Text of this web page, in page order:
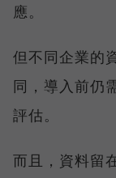
應。
但不同企業的
同，導入前仍
評估。
而且，資料留